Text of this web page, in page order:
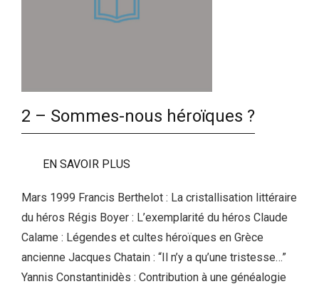
2 – Sommes-nous héroïques ?
EN SAVOIR PLUS
Mars 1999 Francis Berthelot : La cristallisation littéraire
du héros Régis Boyer : L’exemplarité du héros Claude
Calame : Légendes et cultes héroïques en Grèce
ancienne Jacques Chatain : “Il n’y a qu’une tristesse…”
Yannis Constantinidès : Contribution à une généalogie